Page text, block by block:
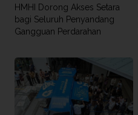
HMHI Dorong Akses Setara
bagi Seluruh Penyandang
Gangguan Perdarahan